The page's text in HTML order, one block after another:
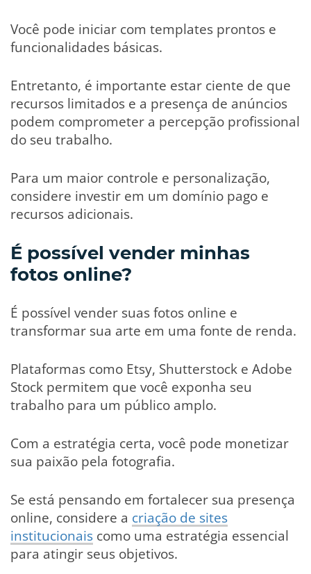
Você pode iniciar com templates prontos e
funcionalidades básicas.
Entretanto, é importante estar ciente de que
recursos limitados e a presença de anúncios
podem comprometer a percepção profissional
do seu trabalho.
Para um maior controle e personalização,
considere investir em um domínio pago e
recursos adicionais.
É possível vender minhas
fotos online?
É possível vender suas fotos online e
transformar sua arte em uma fonte de renda.
Plataformas como Etsy, Shutterstock e Adobe
Stock permitem que você exponha seu
trabalho para um público amplo.
Com a estratégia certa, você pode monetizar
sua paixão pela fotografia.
Se está pensando em fortalecer sua presença
online, considere a criação de sites
institucionais como uma estratégia essencial
para atingir seus objetivos.